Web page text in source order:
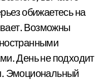
обижаетесь на
Возможны
День не подходит
Эмоциональный